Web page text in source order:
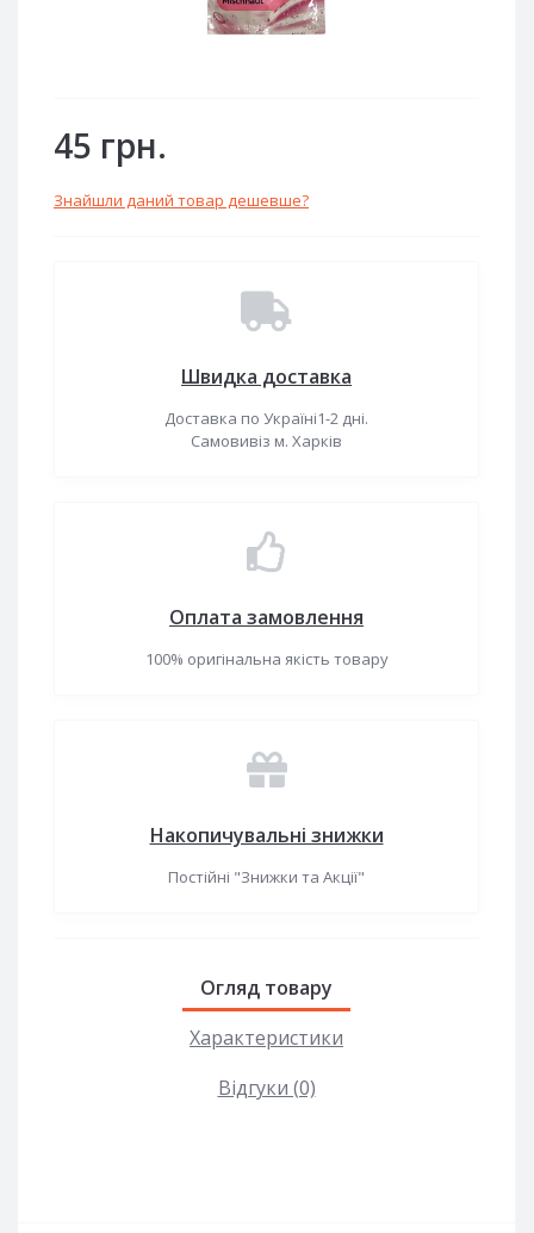
45 грн.
Знайшли даний товар дешевше?
Швидка доставка
Доставка по Україні1-2 дні.
Самовивіз м. Харків
Оплата замовлення
100% оригінальна якість товару
Накопичувальні знижки
Постійні "Знижки та Акції"
Огляд товару
Характеристики
Відгуки (0)